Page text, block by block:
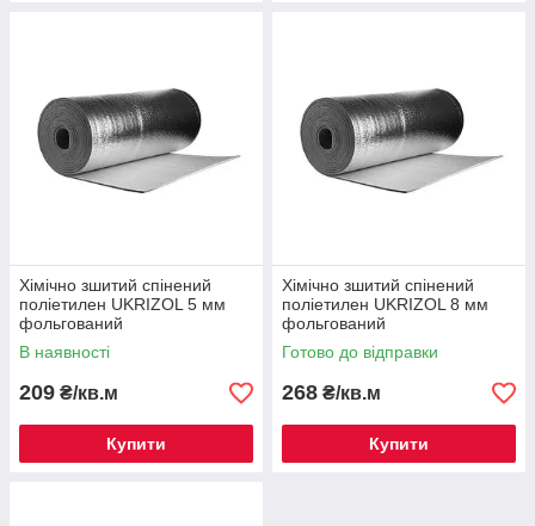
Хімічно зшитий спінений
поліетилен UKRIZOL 5 мм
фольгований
В наявності
209 ₴/кв.м
Купити
Хімічно зшитий спінений
поліетилен UKRIZOL 8 мм
фольгований
Готово до відправки
268 ₴/кв.м
Купити